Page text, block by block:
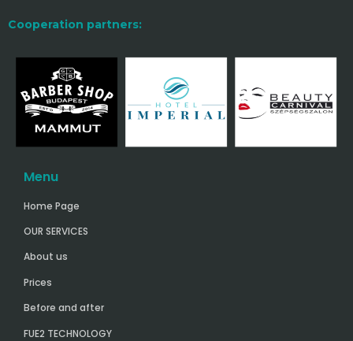
Cooperation partners:
Menu
Home Page
OUR SERVICES
About us
Prices
Before and after
FUE2 TECHNOLOGY